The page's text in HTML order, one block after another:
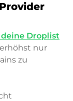
Droplist
nur
zu